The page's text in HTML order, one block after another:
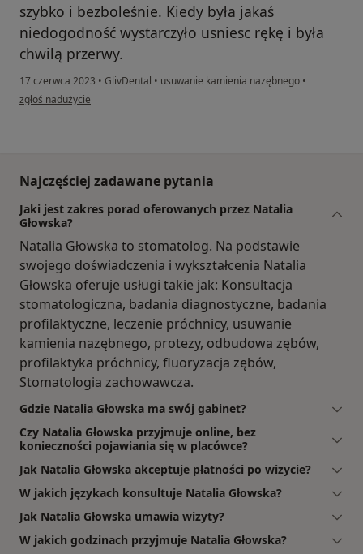
szybko i bezboleśnie. Kiedy była jakaś
niedogodność wystarczyło usniesc rękę i była
chwilą przerwy.
17 czerwca 2023 • GlivDental • usuwanie kamienia nazębnego •
w opinii użytkownika Milena
zgłoś nadużycie
Najczęściej zadawane pytania
Jaki jest zakres porad oferowanych przez Natalia
Głowska?
Natalia Głowska to stomatolog. Na podstawie
swojego doświadczenia i wykształcenia Natalia
Głowska oferuje usługi takie jak: Konsultacja
stomatologiczna, badania diagnostyczne, badania
profilaktyczne, leczenie próchnicy, usuwanie
kamienia nazębnego, protezy, odbudowa zębów,
profilaktyka próchnicy, fluoryzacja zębów,
Stomatologia zachowawcza.
Gdzie Natalia Głowska ma swój gabinet?
Czy Natalia Głowska przyjmuje online, bez
konieczności pojawiania się w placówce?
Jak Natalia Głowska akceptuje płatności po wizycie?
W jakich językach konsultuje Natalia Głowska?
Jak Natalia Głowska umawia wizyty?
W jakich godzinach przyjmuje Natalia Głowska?